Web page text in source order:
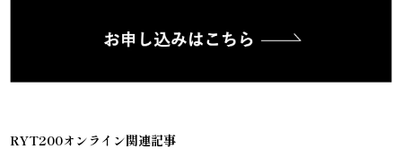
RYT200オンライン関連記事